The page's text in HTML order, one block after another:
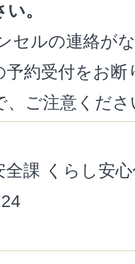
。
セルの連絡が
予約受付をお
、ご注意くださ
全課 くらし安